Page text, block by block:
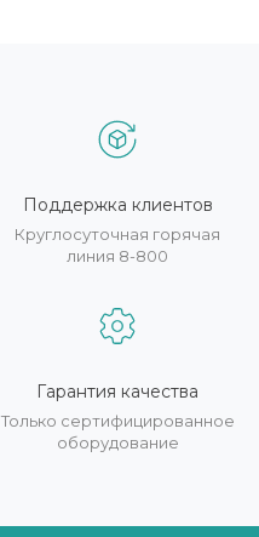
Поддержка клиентов
Круглосуточная горячая
линия 8-800
Гарантия качества
Только сертифицированное
оборудование